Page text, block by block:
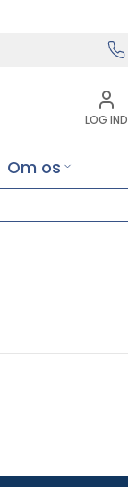
LOG IND
Om os